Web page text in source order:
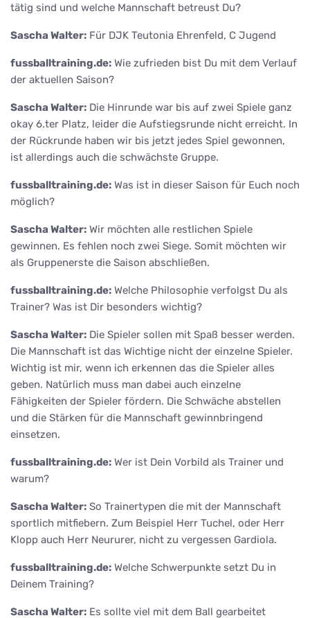
tätig sind und welche Mannschaft betreust Du?
Sascha Walter: Für DJK Teutonia Ehrenfeld, C Jugend
fussballtraining.de: Wie zufrieden bist Du mit dem Verlauf
der aktuellen Saison?
Sascha Walter: Die Hinrunde war bis auf zwei Spiele ganz
okay 6.ter Platz, leider die Aufstiegsrunde nicht erreicht. In
der Rückrunde haben wir bis jetzt jedes Spiel gewonnen,
ist allerdings auch die schwächste Gruppe.
fussballtraining.de: Was ist in dieser Saison für Euch noch
möglich?
Sascha Walter: Wir möchten alle restlichen Spiele
gewinnen. Es fehlen noch zwei Siege. Somit möchten wir
als Gruppenerste die Saison abschließen.
fussballtraining.de: Welche Philosophie verfolgst Du als
Trainer? Was ist Dir besonders wichtig?
Sascha Walter: Die Spieler sollen mit Spaß besser werden.
Die Mannschaft ist das Wichtige nicht der einzelne Spieler.
Wichtig ist mir, wenn ich erkennen das die Spieler alles
geben. Natürlich muss man dabei auch einzelne
Fähigkeiten der Spieler fördern. Die Schwäche abstellen
und die Stärken für die Mannschaft gewinnbringend
einsetzen.
fussballtraining.de: Wer ist Dein Vorbild als Trainer und
warum?
Sascha Walter: So Trainertypen die mit der Mannschaft
sportlich mitfiebern. Zum Beispiel Herr Tuchel, oder Herr
Klopp auch Herr Neururer, nicht zu vergessen Gardiola.
fussballtraining.de: Welche Schwerpunkte setzt Du in
Deinem Training?
Sascha Walter: Es sollte viel mit dem Ball gearbeitet